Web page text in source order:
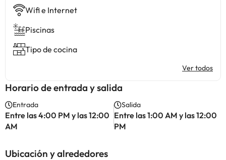
Wifi e Internet
Piscinas
Tipo de cocina
Ver todos
Horario de entrada y salida
Entrada
Entre las 4:00 PM y las 12:00
AM
Salida
Entre las 1:00 AM y las 12:00
PM
Ubicación y alrededores